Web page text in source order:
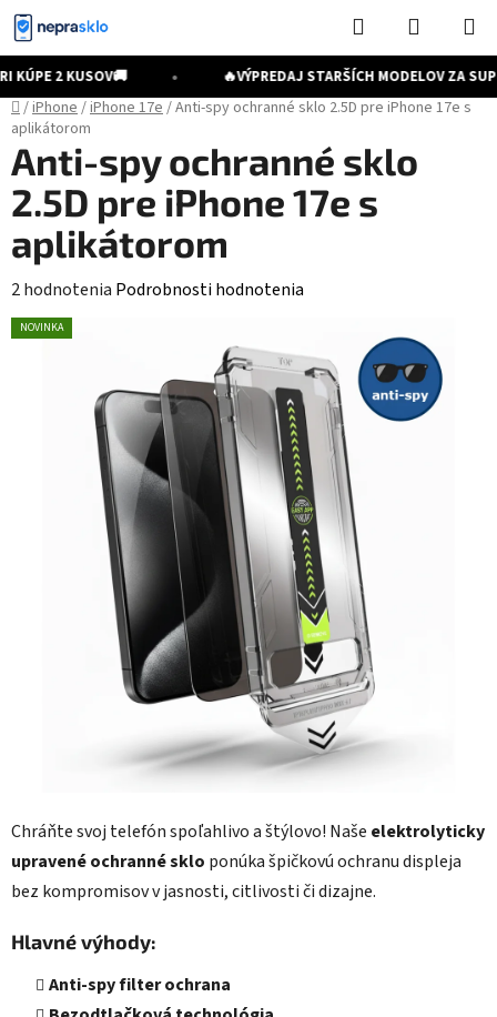
Prejsť
na
obsah
KÚPE 2 KUSOV🚚 🔥VÝPREDAJ STARŠÍCH MODELOV ZA
Hľadať
KOŠÍK
Domov
/iPhone/iPhone 17e/Anti-spy ochranné sklo 2.5D pre iPhone 17e s
aplikátorom
Chráňte svoj telefón spoľahlivo a štýlovo! Naše elektrolyticky
upravené ochranné sklo ponúka špičkovú ochranu displeja
bez kompromisov v jasnosti, citlivosti či dizajne.
Hlavné výhody:
Anti-spy filter ochrana
Anti-spy ochranné sklo
2.5D pre iPhone 17e s
aplikátorom
Priemerné
hodnotenie
2 hodnotenia Podrobnosti hodnotenia
NOVINKA